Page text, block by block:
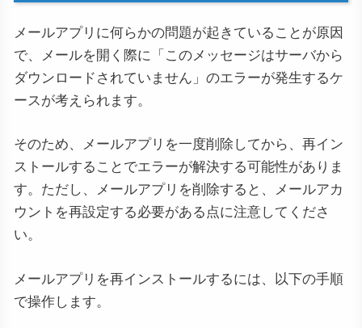
メールアプリに何らかの問題が起きていることが原因
で、メールを開く際に「このメッセージはサーバから
ダウンロードされていません」のエラーが発生するケ
ースが考えられます。
そのため、メールアプリを一度削除してから、再イン
ストールすることでエラーが解決する可能性がありま
す。ただし、メールアプリを削除すると、メールアカ
ウントを再設定する必要がある点に注意してくださ
い。
メールアプリを再インストールするには、以下の手順
で操作します。